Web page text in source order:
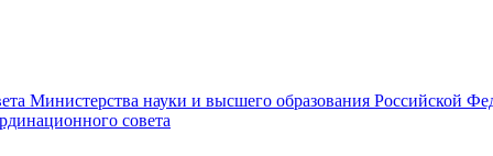
Министерства науки и высшего образования Российской
совета